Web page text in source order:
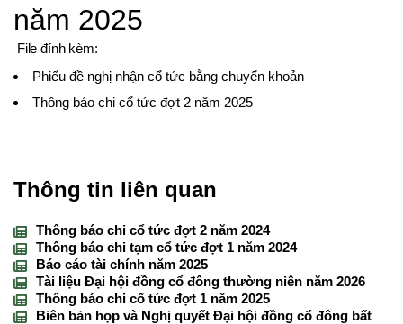
năm 2025
File đính kèm:
Phiếu đề nghị nhận cổ tức bằng chuyển khoản
Thông báo chi cổ tức đợt 2 năm 2025
Thông tin liên quan
Thông báo chi cổ tức đợt 2 năm 2024
Thông báo chi tạm cổ tức đợt 1 năm 2024
Báo cáo tài chính năm 2025
Tài liệu Đại hội đồng cổ đông thường niên năm 2026
Thông báo chi cổ tức đợt 1 năm 2025
Biên bản họp và Nghị quyết Đại hội đồng cổ đông bất